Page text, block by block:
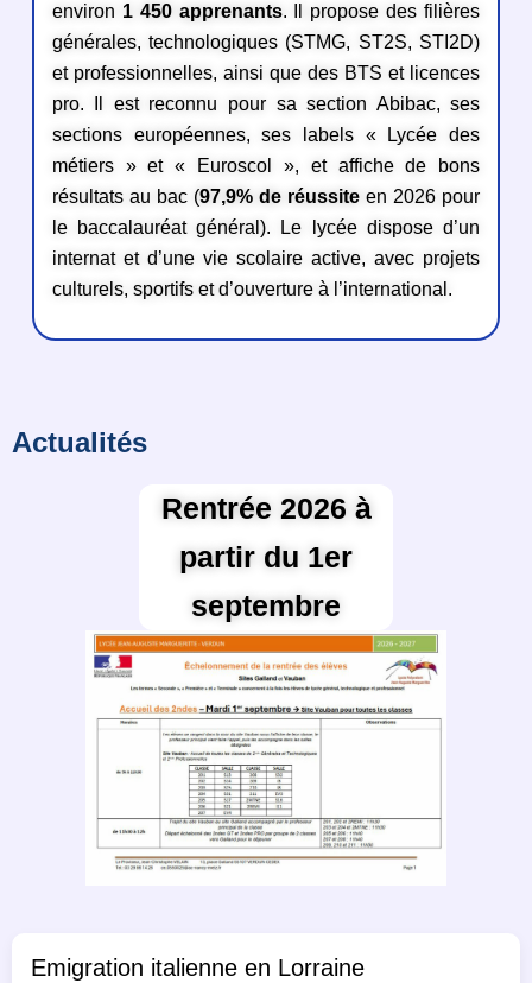
environ 1 450 apprenants. Il propose des filières
générales, technologiques (STMG, ST2S, STI2D)
et professionnelles, ainsi que des BTS et licences
pro. Il est reconnu pour sa section Abibac, ses
sections européennes, ses labels « Lycée des
métiers » et « Euroscol », et affiche de bons
résultats au bac (97,9% de réussite en 2026 pour
le baccalauréat général). Le lycée dispose d’un
internat et d’une vie scolaire active, avec projets
culturels, sportifs et d’ouverture à l’international.
Actualités
Rentrée 2026 à
partir du 1er
septembre
Emigration italienne en Lorraine